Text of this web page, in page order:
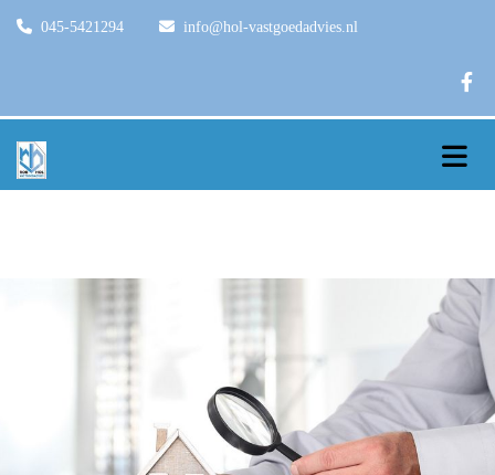
 045-5421294  info@hol-vastgoedadvies.nl